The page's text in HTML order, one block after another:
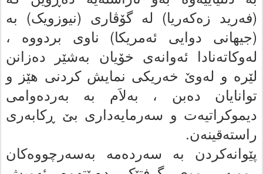
(فه‌رید زه‌که‌ریا) له‌ گۆڤاری (نیوزویک) به‌
(جیهانى دوایى ئه‌مریکا) ناوى بردووە ،
له‌وکاته‌نادا ئه‌وانه‌ى خۆیان به‌شێر ده‌زانن
لێره‌ و له‌وێ خه‌ریکى نمایش کردنى هێز و
توانایان دەبن ، به‌لاَم به‌ به‌رده‌وامى
دیموکراتیه‌ت و سه‌رمایه‌دارى بێ ڕکابه‌رى
راستەقینەن.
پێوانەکردن بە سه‌رده‌مه‌ به‌سه‌رچووه‌کان